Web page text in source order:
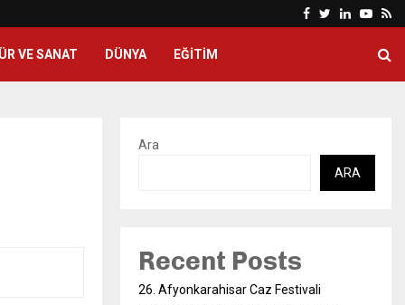
Facebook
Twitter
Linkedin
VE SANAT DÜNYA EĞITIM
Ara
ARA
Recent Posts
26. Afyonkarahisar Caz Festivali